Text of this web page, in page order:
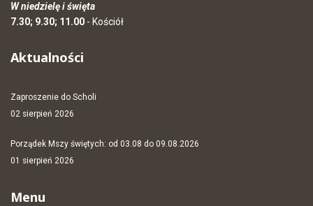
W niedzielę i święta
7.30; 9.30; 11.00 - Kościół
Aktualności
Zaproszenie do Scholi
02 sierpień 2026
Porządek Mszy świętych: od 03.08 do 09.08.2026
01 sierpień 2026
Menu